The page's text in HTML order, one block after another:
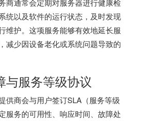
商通常会定期对服务器进行健康检
统以及软件的运行状态，及时发现
维护。这项服务能够有效地延长服
减少因设备老化或系统问题导致的
与服务等级协议
供商会与用户签订SLA（服务等级
服务的可用性、响应时间、故障处